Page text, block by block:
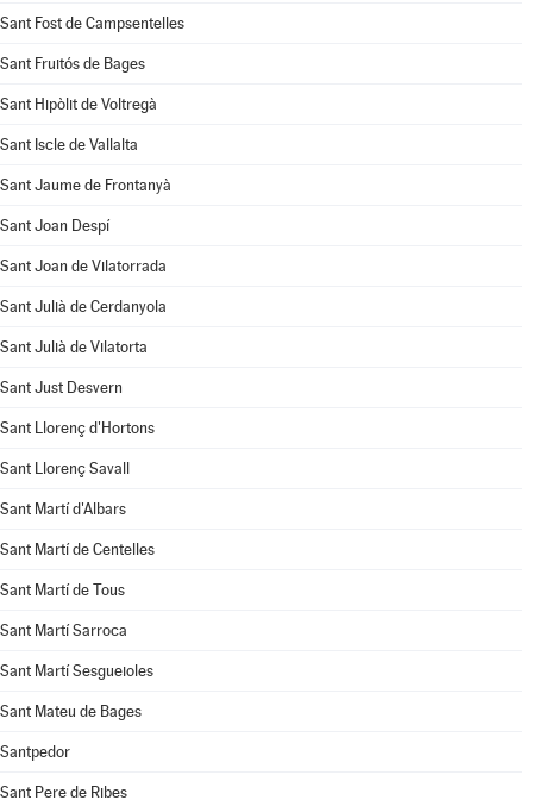
Sant Fost de Campsentelles
Sant Fruitós de Bages
Sant Hipòlit de Voltregà
Sant Iscle de Vallalta
Sant Jaume de Frontanyà
Sant Joan Despí
Sant Joan de Vilatorrada
Sant Julià de Cerdanyola
Sant Julià de Vilatorta
Sant Just Desvern
Sant Llorenç d'Hortons
Sant Llorenç Savall
Sant Martí d'Albars
Sant Martí de Centelles
Sant Martí de Tous
Sant Martí Sarroca
Sant Martí Sesgueioles
Sant Mateu de Bages
Santpedor
Sant Pere de Ribes